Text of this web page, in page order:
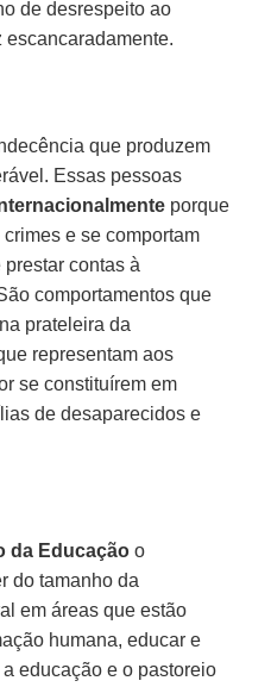
de desrespeito ao
escancaradamente.
que produzem
Essas pessoas
porque
crimes e se comportam
contas à
comportamentos que
prateleira da
representam aos
se constituírem em
de desaparecidos e
da Educação o
do tamanho da
em áreas que estão
humana, educar e
a educação e o pastoreio